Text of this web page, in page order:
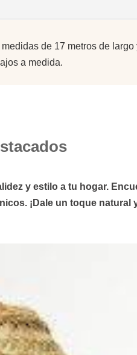
de 17 metros de largo
a medida.
y estilo a tu hogar.
¡Dale un toque natural